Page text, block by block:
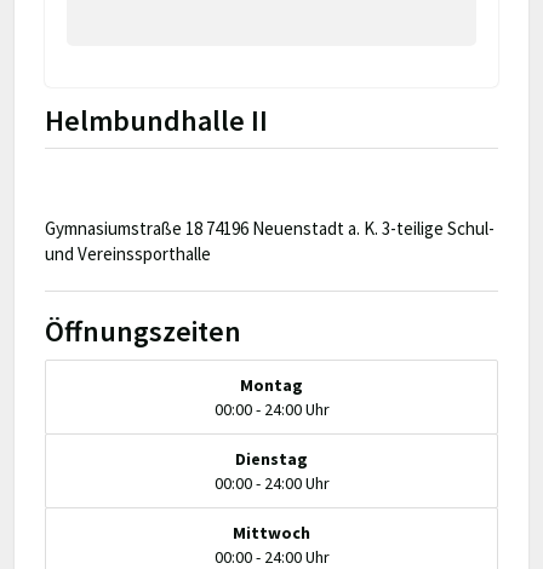
Helmbundhalle II
Gymnasiumstraße 18 74196 Neuenstadt a. K. 3-teilige Schul-
und Vereinssporthalle
Öffnungszeiten
Montag
00:00 - 24:00 Uhr
Dienstag
00:00 - 24:00 Uhr
Mittwoch
00:00 - 24:00 Uhr